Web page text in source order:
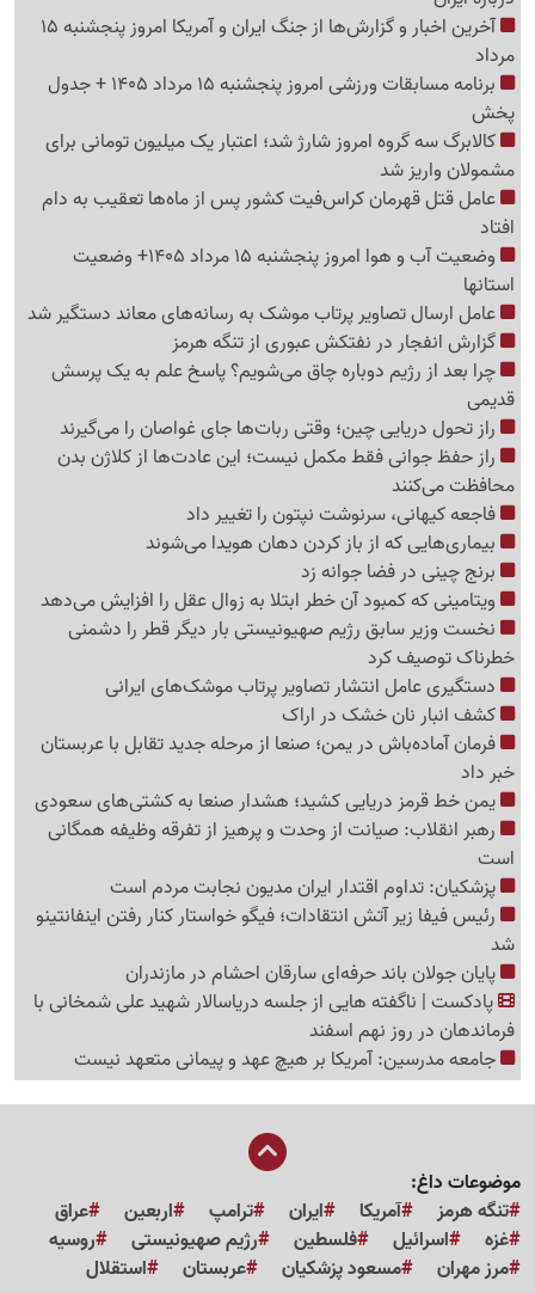
آخرین اخبار و گزارش‌ها از جنگ ایران و آمریکا امروز پنجشنبه 15
مرداد
برنامه مسابقات ورزشی امروز پنجشنبه 15 مرداد 1405 + جدول
پخش
کالابرگ سه گروه امروز شارژ شد؛ اعتبار یک میلیون تومانی برای
مشمولان واریز شد
عامل قتل قهرمان کراس‌فیت کشور پس از ماه‌ها تعقیب به دام
افتاد
وضعیت آب و هوا امروز پنجشنبه 15 مرداد 1405+ وضعیت
استانها
عامل ارسال تصاویر پرتاب موشک به رسانه‌های معاند دستگیر شد
گزارش انفجار در نفتکش عبوری از تنگه هرمز
چرا بعد از رژیم دوباره چاق می‌شویم؟ پاسخ علم به یک پرسش
قدیمی
راز تحول دریایی چین؛ وقتی ربات‌ها جای غواصان را می‌گیرند
راز حفظ جوانی فقط مکمل نیست؛ این عادت‌ها از کلاژن بدن
محافظت می‌کنند
فاجعه کیهانی، سرنوشت نپتون را تغییر داد
بیماری‌هایی که از باز کردن دهان هویدا می‌شوند
برنج چینی در فضا جوانه زد
ویتامینی که کمبود آن خطر ابتلا به زوال عقل را افزایش می‌دهد
نخست وزیر سابق رژیم صهیونیستی بار دیگر قطر را دشمنی
خطرناک توصیف کرد
دستگیری عامل انتشار تصاویر پرتاب موشک‌های ایرانی
کشف انبار نان خشک در اراک
فرمان آماده‌باش در یمن؛ صنعا از مرحله جدید تقابل با عربستان
خبر داد
یمن خط قرمز دریایی کشید؛ هشدار صنعا به کشتی‌های سعودی
رهبر انقلاب: صیانت از وحدت و پرهیز از تفرقه وظیفه همگانی
است
پزشکیان: تداوم اقتدار ایران مدیون نجابت مردم است
رئیس فیفا زیر آتش انتقادات؛ فیگو خواستار کنار رفتن اینفانتینو
شد
پایان جولان باند حرفه‌ای سارقان احشام در مازندران
پادکست | ناگفته هایی از جلسه دریاسالار شهید علی شمخانی با
فرماندهان در روز نهم اسفند
جامعه مدرسین: آمریکا بر هیچ عهد و پیمانی متعهد نیست
موضوعات داغ:
تنگه هرمز
آمریکا ایران ترامپ اربعین
عراق
غزه
اسرائیل فلسطین رژیم صهیونیستی
روسیه
مرز مهران
مسعود پزشکیان عربستان استقلال